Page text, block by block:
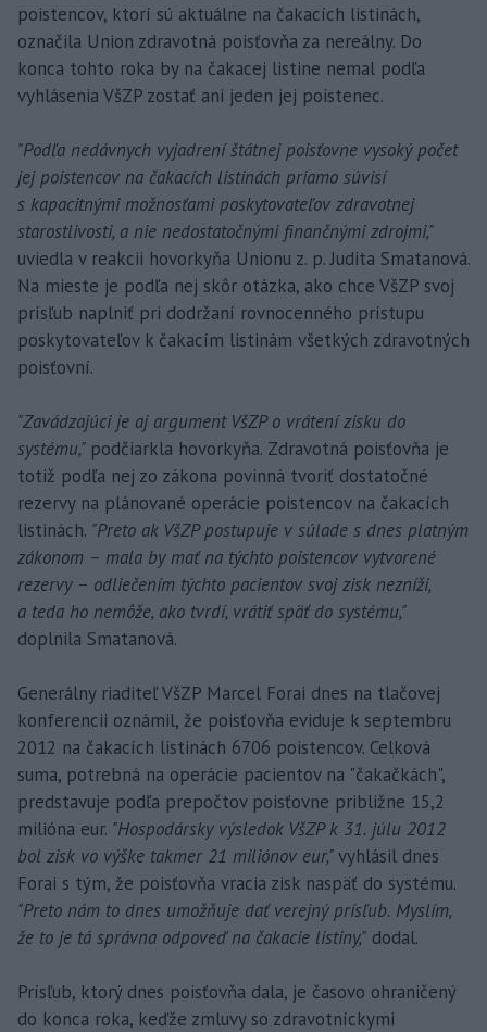
poistencov, ktorí sú aktuálne na čakacích listinách,
označila Union zdravotná poisťovňa za nereálny. Do
konca tohto roka by na čakacej listine nemal podľa
vyhlásenia VšZP zostať ani jeden jej poistenec.
"Podľa nedávnych vyjadrení štátnej poisťovne vysoký počet
jej poistencov na čakacích listinách priamo súvisí
s kapacitnými možnosťami poskytovateľov zdravotnej
starostlivosti, a nie nedostatočnými finančnými zdrojmi,"
uviedla v reakcii hovorkyňa Unionu z. p. Judita Smatanová.
Na mieste je podľa nej skôr otázka, ako chce VšZP svoj
prísľub naplniť pri dodržaní rovnocenného prístupu
poskytovateľov k čakacím listinám všetkých zdravotných
poisťovní.
"Zavádzajúci je aj argument VšZP o vrátení zisku do
systému," podčiarkla hovorkyňa. Zdravotná poisťovňa je
totiž podľa nej zo zákona povinná tvoriť dostatočné
rezervy na plánované operácie poistencov na čakacích
listinách. "Preto ak VšZP postupuje v súlade s dnes platným
zákonom – mala by mať na týchto poistencov vytvorené
rezervy – odliečením týchto pacientov svoj zisk nezníži,
a teda ho nemôže, ako tvrdí, vrátiť späť do systému,"
doplnila Smatanová.
Generálny riaditeľ VšZP Marcel Forai dnes na tlačovej
konferencii oznámil, že poisťovňa eviduje k septembru
2012 na čakacích listinách 6706 poistencov. Celková
suma, potrebná na operácie pacientov na "čakačkách",
predstavuje podľa prepočtov poisťovne približne 15,2
milióna eur. "Hospodársky výsledok VšZP k 31. júlu 2012
bol zisk vo výške takmer 21 miliónov eur,"vyhlásil dnes
Forai s tým, že poisťovňa vracia zisk naspäť do systému.
"Preto nám to dnes umožňuje dať verejný prísľub. Myslím,
že to je tá správna odpoveď na čakacie listiny," dodal.
Prísľub, ktorý dnes poisťovňa dala, je časovo ohraničený
do konca roka, keďže zmluvy so zdravotníckymi